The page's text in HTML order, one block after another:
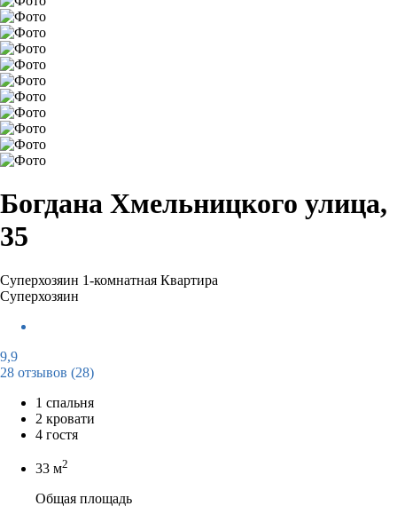
Богдана Хмельницкого улица,
35
Суперхозяин 1-комнатная Квартира
Суперхозяин
9,9
28 отзывов (28)
1 спальня
2 кровати
4 гостя
33 м2
Общая площадь